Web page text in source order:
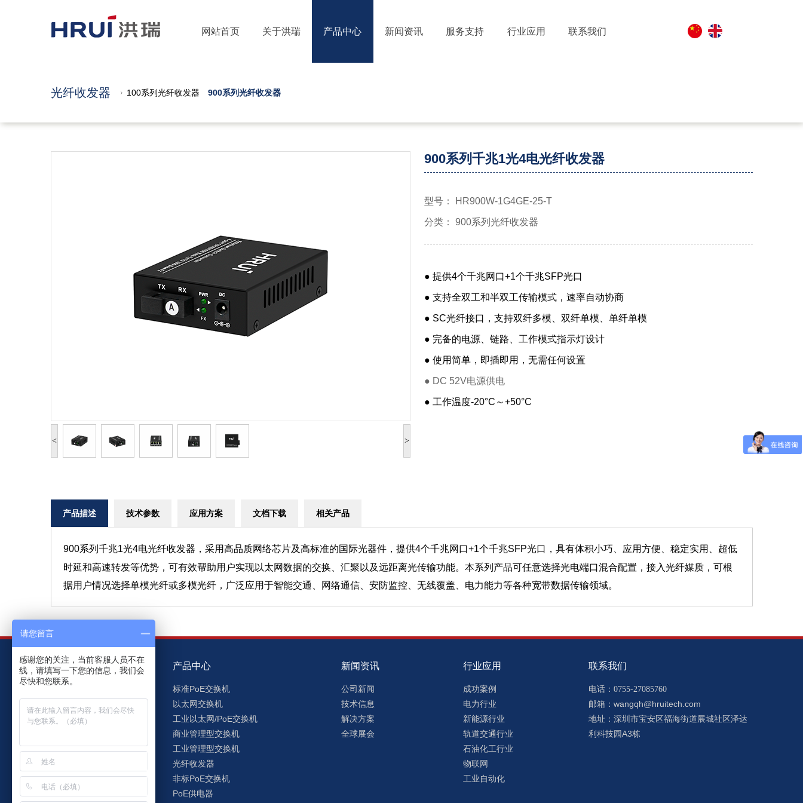
网站首页 关于洪瑞 产品中心 新闻资讯 服务支持 行业应用 联系我们
光纤收发器 100系列光纤收发器 900系列光纤收发器
< >
900系列千兆1光4电光纤收发器
型号： HR900W-1G4GE-25-T
分类： 900系列光纤收发器
● 提供4个千兆网口+1个千兆SFP光口
● 支持全双工和半双工传输模式，速率自动协商
● SC光纤接口，支持双纤多模、双纤单模、单纤单模
● 完备的电源、链路、工作模式指示灯设计
● 使用简单，即插即用，无需任何设置
● DC 52V电源供电
● 工作温度-20°C～+50°C
产品描述 技术参数 应用方案 文档下载 相关产品
900系列千兆1光4电光纤收发器，采用高品质网络芯片及高标准的国际光器件，提供4个千兆网口+1个千兆SFP光口，具有体积小巧、应用方便、稳定实用、超低
时延和高速转发等优势，可有效帮助用户实现以太网数据的交换、汇聚以及远距离光传输功能。本系列产品可任意选择光电端口混合配置，接入光纤媒质，可根
据用户情况选择单模光纤或多模光纤，广泛应用于智能交通、网络通信、安防监控、无线覆盖、电力能力等各种宽带数据传输领域。
关于洪瑞
发展历程
企业管理
员工之家
产品中心
标准PoE交换机
以太网交换机
工业以太网/PoE交换机
商业管理型交换机
工业管理型交换机
光纤收发器
非标PoE交换机
PoE供电器
新闻资讯
公司新闻
技术信息
解决方案
全球展会
行业应用
成功案例
电力行业
新能源行业
轨道交通行业
石油化工行业
物联网
工业自动化
联系我们
电话：0755-27085760
邮箱： wangqh@hruitech.com
地址： 深圳市宝安区福海街道展城社区泽达
利科技园A3栋
请您留言
感谢您的关注，当前客服人员不在
线，请填写一下您的信息，我们会
尽快和您联系。